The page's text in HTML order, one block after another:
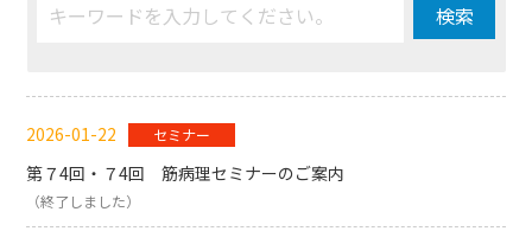
検索
2026-01-22 セミナー
第７4回・７4回 筋病理セミナーのご案内
（終了しました）